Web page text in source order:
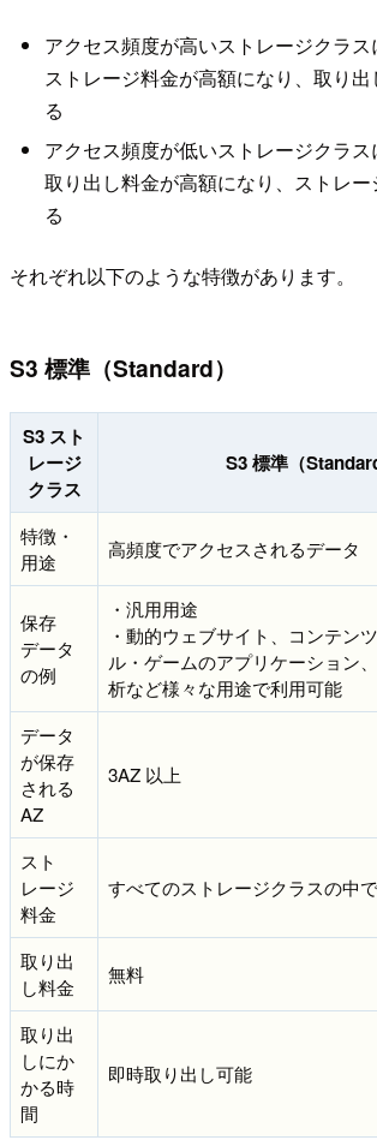
アクセス頻度が高いストレージクラ
ストレージ料金が高額になり、取り
る
アクセス頻度が低いストレージクラ
取り出し料金が高額になり、ストレ
る
それぞれ以下のような特徴があります。
S3 標準（Standard）
S3 スト
レージ
クラス
S3 標準（
特徴・
用途
高頻度でアクセスされるデータ
保存
データ
の例
・汎用用途
・動的ウェブサイト、コンテン
ル・ゲームのアプリケーション
析など様々な用途で利用可能
データ
が保存
される
AZ
3AZ 以上
スト
レージ
料金
すべてのストレージクラスの中
取り出
し料金
無料
取り出
しにか
かる時
間
即時取り出し可能